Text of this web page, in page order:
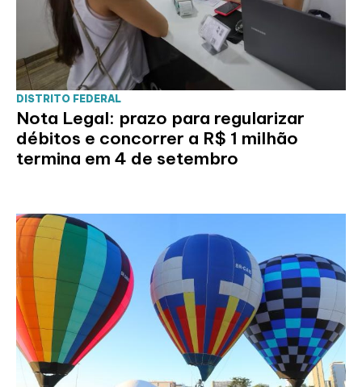
DISTRITO FEDERAL
Nota Legal: prazo para regularizar
débitos e concorrer a R$ 1 milhão
termina em 4 de setembro